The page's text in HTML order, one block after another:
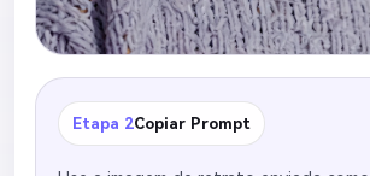
Etapa 2Copiar Prompt